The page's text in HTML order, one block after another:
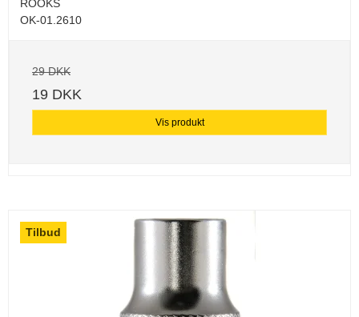
ROOKS
OK-01.2610
29 DKK
19 DKK
Vis produkt
Tilbud